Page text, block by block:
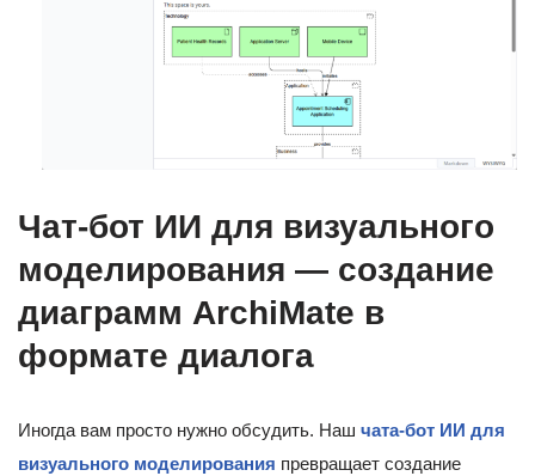
Чат-бот ИИ для визуального
моделирования — создание
диаграмм ArchiMate в
формате диалога
Иногда вам просто нужно обсудить. Наш чата-бот ИИ для
визуального моделирования превращает создание